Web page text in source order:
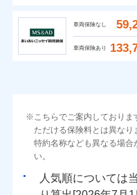
車両保険なし
車両保険あり
こちらでご案内しており
ただける保険料とは異な
特約名称なども異なる場合
い。
人気順については